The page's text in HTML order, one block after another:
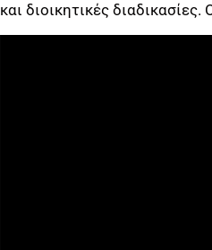
και διοικητικές